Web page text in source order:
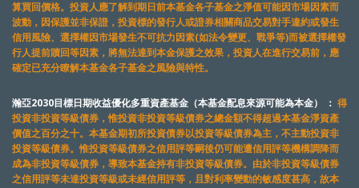
算買回價格。投資人應了解到期日前本基金各子基金之淨值可能因市場因素而
波動，因保護並非保證，投資標的發行人或證券相關商品交易對手違約或發生
信用風險、選擇權因市場發生不可抗力因素(如法令變更、戰爭等)而被選擇權發
行人提前贖回等因素，將無法達到本金保護之效果，投資人在進行交易前，應
確定已充分瞭解本基金各子基金之風險與特性。
瀚亞2030目標日期收益優化多重資產基金（本基金配息來源可能為本金） ： 得
投資非投資等級債券，惟投資非投資等級債券之總金額不得超過本基金淨資產
價值之百分之十。本基金期初所投資債券以投資等級債券為主，不主動投資非
投資等級債券。惟投資等級債券之信用評等嗣後仍可能遭信用評等機構調降而
成為非投資等級債券，導致本基金持有非投資等級債券。由於非投資等級債券
之信用評等未達投資等級或未經信用評等，且對利率變動的敏感度甚高，故本